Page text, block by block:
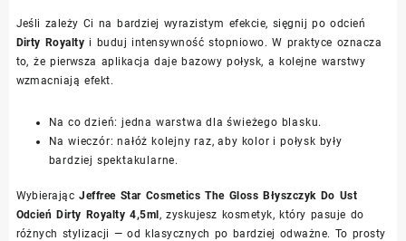
Jeśli zależy Ci na bardziej wyrazistym efekcie, sięgnij po odcień
Dirty Royalty i buduj intensywność stopniowo. W praktyce oznacza
to, że pierwsza aplikacja daje bazowy połysk, a kolejne warstwy
wzmacniają efekt.
Na co dzień: jedna warstwa dla świeżego blasku.
Na wieczór: nałóż kolejny raz, aby kolor i połysk były
bardziej spektakularne.
WybierającJeffree Star Cosmetics The Gloss Błyszczyk Do Ust
Odcień Dirty Royalty 4,5ml, zyskujesz kosmetyk, który pasuje do
różnych stylizacji — od klasycznych po bardziej odważne. To prosty